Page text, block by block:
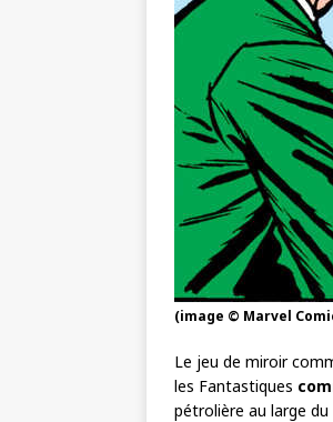
(image © Marvel
Le jeu de miroir
les Fantastiques
pétrolière au large du